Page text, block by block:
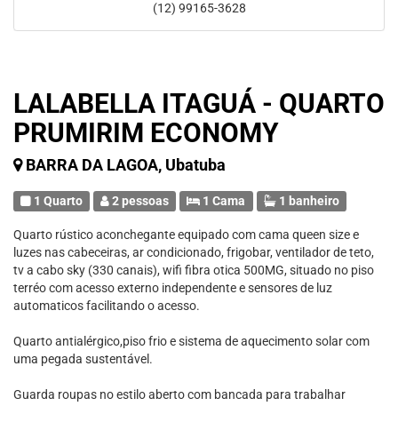
LALABELLA ITAGUÁ - QUARTO
PRUMIRIM ECONOMY
BARRA DA LAGOA, Ubatuba
1 Quarto 2 pessoas 1 Cama 1 banheiro
Quarto rústico aconchegante equipado com cama queen size e
luzes nas cabeceiras, ar condicionado, frigobar, ventilador de teto,
tv a cabo sky (330 canais), wifi fibra otica 500MG, situado no piso
terréo com acesso externo independente e sensores de luz
automaticos facilitando o acesso.
Quarto antialérgico,piso frio e sistema de aquecimento solar com
uma pegada sustentável.
Guarda roupas no estilo aberto com bancada para trabalhar
(12) 99165-3628